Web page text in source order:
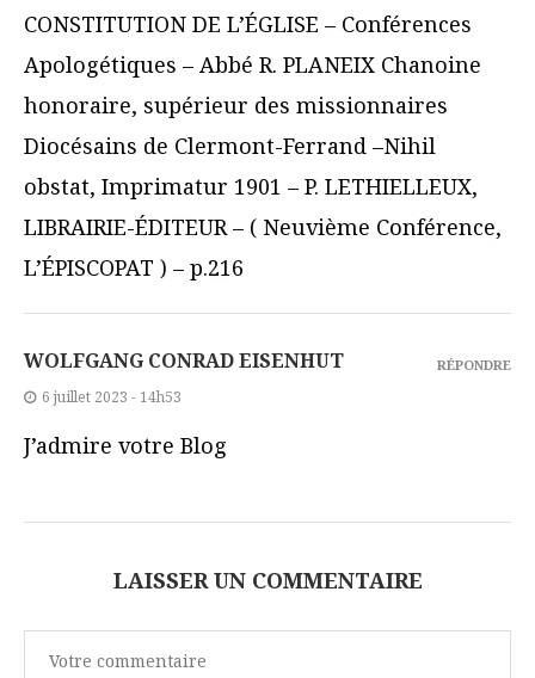
CONSTITUTION DE L’ÉGLISE – Conférences
Apologétiques – Abbé R. PLANEIX Chanoine
honoraire, supérieur des missionnaires
Diocésains de Clermont-Ferrand –Nihil
obstat, Imprimatur 1901 – P. LETHIELLEUX,
LIBRAIRIE-ÉDITEUR – ( Neuvième Conférence,
L’ÉPISCOPAT ) – p.216
WOLFGANG CONRAD EISENHUT
6 juillet 2023 - 14h53
J’admire votre Blog
RÉPONDRE
LAISSER UN COMMENTAIRE